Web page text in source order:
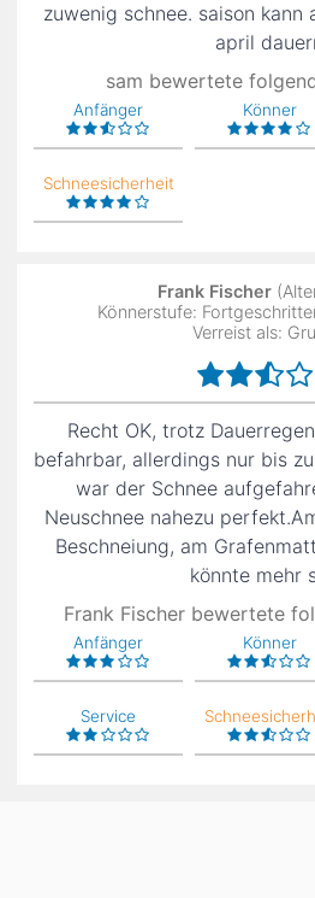
zuwenig schnee. saison
april
sam bewertete
Anfänger Könner
Schneesicherheit
Frank Fischer
Könnerstufe:
Verreist als:
Recht OK, trotz
befahrbar, allerdings nur bis
war der Schnee
Neuschnee nahezu
Beschneiung, am
könnte mehr
Frank Fischer bewertete
Anfänger Könner
Service